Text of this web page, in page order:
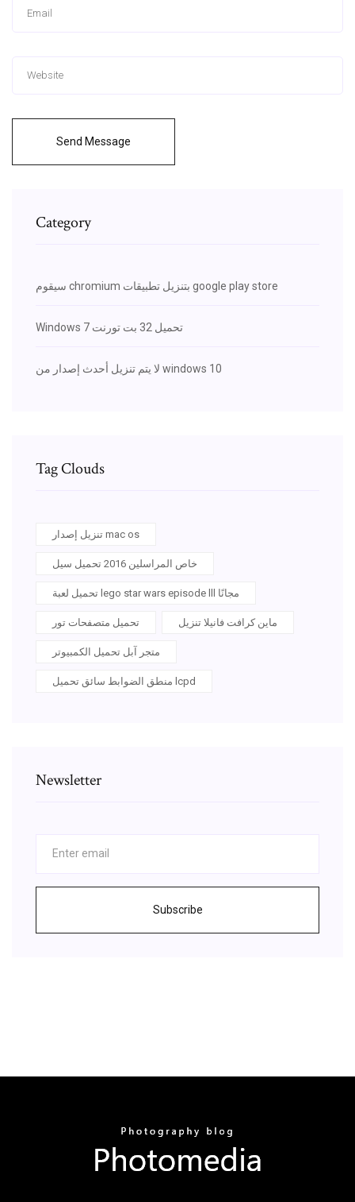
Send Message
Category
سيقوم chromium بتنزيل تطبيقات google play store
Windows 7 تحميل 32 بت تورنت
لا يتم تنزيل أحدث إصدار من windows 10
Tag Clouds
تنزيل إصدار mac os
خاص المراسلين 2016 تحميل سيل
تحميل لعبة lego star wars episode lll مجانًا
تحميل متصفحات تور ماين كرافت فانيلا تنزيل
متجر آبل تحميل الكمبيوتر
منطق الضوابط سائق تحميل lcpd
Newsletter
Subscribe